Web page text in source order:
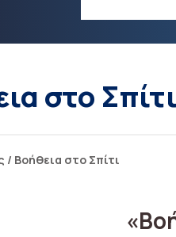
στο Σπίτι
/ Βοήθεια στο Σπίτι